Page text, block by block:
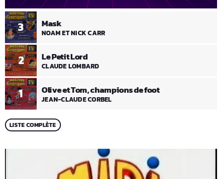
1 Olive et Tom, champions de foot
JEAN-CLAUDE CORBEL
2 Le Petit Lord
CLAUDE LOMBARD
3 Mask
NOAM ET NICK CARR
LISTE COMPLÈTE